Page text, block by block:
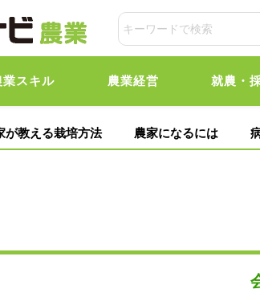
業スキル 農業経営 就農・
が教える栽培方法 農家になるには